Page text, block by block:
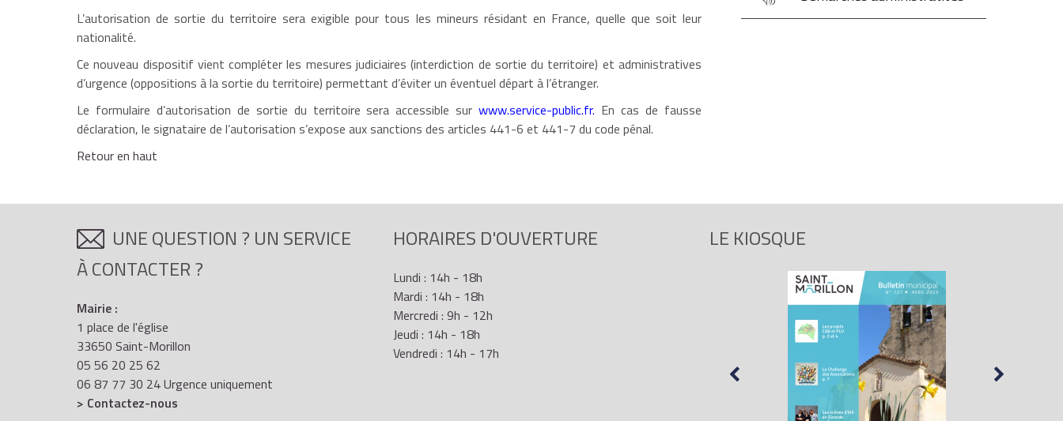
L’autorisation de sortie du territoire sera exigible pour tous les mineurs résidant en France, quelle que soit leur
nationalité.
Ce nouveau dispositif vient compléter les mesures judiciaires (interdiction de sortie du territoire) et administratives
d’urgence (oppositions à la sortie du territoire) permettant d’éviter un éventuel départ à l’étranger.
Le formulaire d’autorisation de sortie du territoire sera accessible surwww.service-public.fr. En cas de fausse
déclaration, le signataire de l’autorisation s’expose aux sanctions des articles 441-6 et 441-7 du code pénal.
Retour en haut
UNE QUESTION ? UN SERVICE
À CONTACTER ?
Mairie :
1 place de l'église
33650 Saint-Morillon
05 56 20 25 62
06 87 77 30 24 Urgence uniquement
> Contactez-nous
HORAIRES D'OUVERTURE
Lundi : 14h - 18h
Mardi : 14h - 18h
Mercredi : 9h - 12h
Jeudi : 14h - 18h
Vendredi : 14h - 17h
LE KIOSQUE